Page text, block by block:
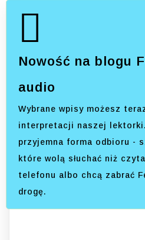
Nowość na blogu
audio
Wybrane wpisy możesz
interpretacji naszej
przyjemna forma odbioru -
które wolą słuchać niż
telefonu albo chcą zabrać
drogę.